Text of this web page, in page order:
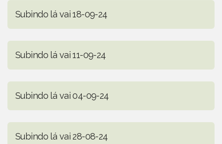
Subindo lá vai 18-09-24
Subindo lá vai 11-09-24
Subindo lá vai 04-09-24
Subindo lá vai 28-08-24